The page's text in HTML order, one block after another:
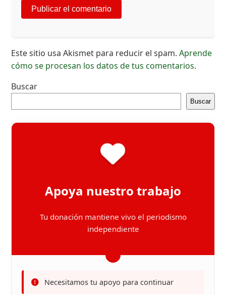
Este sitio usa Akismet para reducir el spam.Aprende
cómo se procesan los datos de tus comentarios.
Buscar
Buscar
Apoya nuestro trabajo
Tu donación mantiene vivo el periodismo
independiente
Necesitamos tu apoyo para continuar